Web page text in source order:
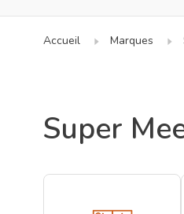
Accueil Marques
Super